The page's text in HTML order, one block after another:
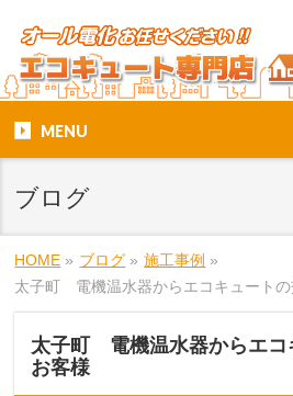
MENU
ブログ
HOME » ブログ » 施工事例 »
太子町 電機温水器からエコキュートの
太子町 電機温水器からエコ
お客様